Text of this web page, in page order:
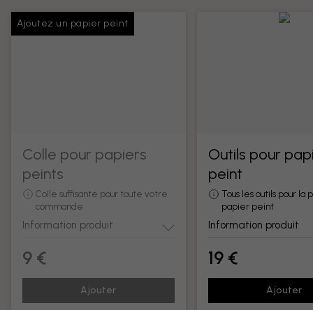
Ajoutez un papier peint
Colle pour papiers
peints
Colle suffisante pour toute votre
commande
Information produit
9 €
Ajouter
Outils pour
peint
Tous les outils pour la
papier peint
Information produit
19 €
Ajouter